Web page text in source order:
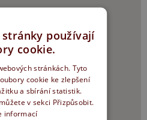
používají
cookie.
stránkách. Tyto
cookie ke zlepšení
a sbírání statistik.
v sekci Přizpůsobit.
informací